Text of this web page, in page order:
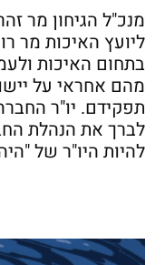
מנכ"ל הגיחון מר
ליועץ האיכות מר
בתחום האיכות
תפקידם. יו"ר
לברך את הנהלת
להיות היו"ר של